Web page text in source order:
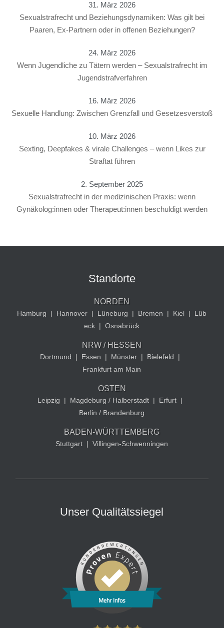
31. März 2026
Sexualstrafrecht und Beziehungsdynamiken: Was gilt bei
Paaren, Ex-Partnern oder in offenen Beziehungen?
24. März 2026
Wenn Jugendliche zu Tätern werden – Sexualstrafrecht im
Jugendstrafverfahren
16. März 2026
Sexuelle Handlung: Zwischen Grenzfall und Gesetzesverstoß
10. März 2026
Sexting, Deepfakes & virale Challenges – wenn Likes zur
Straftat führen
2. September 2025
Sexualstrafrecht in der medizinischen Praxis: wenn
Gynäkolog:innen oder Therapeut:innen beschuldigt werden
Standorte
NORDEN
Hamburg | Hannover | Lüneburg | Bremen | Kiel |
Lüb
eck | Osnabrück
NRW / HESSEN
Dortmund | Essen | Münster | Bielefeld
|
Frankfurt am Main
OSTEN
Leipzig | Magdeburg / Halberstadt | Erfurt |
Berlin / Brandenburg
BADEN-WÜRTTEMBERG
Stuttgart | Villingen-Schwenningen
Unser Qualitätssiegel
Mehr Infos